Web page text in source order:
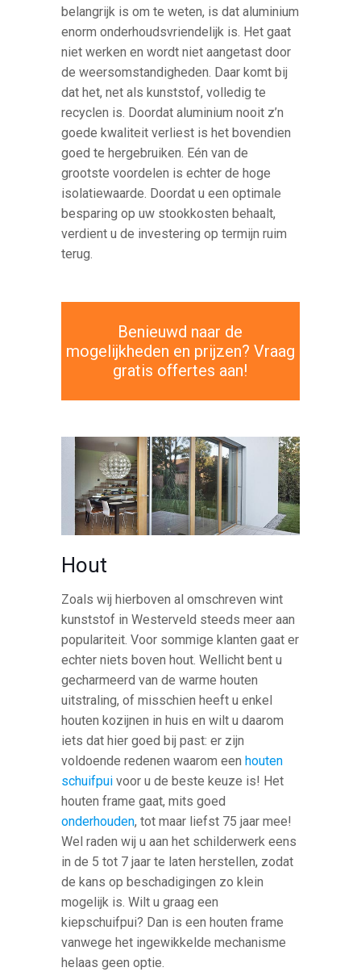
belangrijk is om te weten, is dat aluminium
enorm onderhoudsvriendelijk is. Het gaat
niet werken en wordt niet aangetast door
de weersomstandigheden. Daar komt bij
dat het, net als kunststof, volledig te
recyclen is. Doordat aluminium nooit z’n
goede kwaliteit verliest is het bovendien
goed te hergebruiken. Eén van de
grootste voordelen is echter de hoge
isolatiewaarde. Doordat u een optimale
besparing op uw stookkosten behaalt,
verdient u de investering op termijn ruim
terug.
Benieuwd naar de
mogelijkheden en prijzen? Vraag
gratis offertes aan!
Hout
Zoals wij hierboven al omschreven wint
kunststof in Westerveld steeds meer aan
populariteit. Voor sommige klanten gaat er
echter niets boven hout. Wellicht bent u
gecharmeerd van de warme houten
uitstraling, of misschien heeft u enkel
houten kozijnen in huis en wilt u daarom
iets dat hier goed bij past: er zijn
voldoende redenen waarom een houten
schuifpui voor u de beste keuze is! Het
houten frame gaat, mits goed
onderhouden, tot maar liefst 75 jaar mee!
Wel raden wij u aan het schilderwerk eens
in de 5 tot 7 jaar te laten herstellen, zodat
de kans op beschadigingen zo klein
mogelijk is. Wilt u graag een
kiepschuifpui? Dan is een houten frame
vanwege het ingewikkelde mechanisme
helaas geen optie.